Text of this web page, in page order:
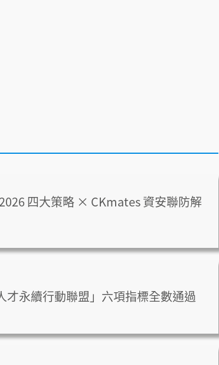
四大策略 × CKmates 資安聯防解
才永續行動聯盟」六項指標全數通過